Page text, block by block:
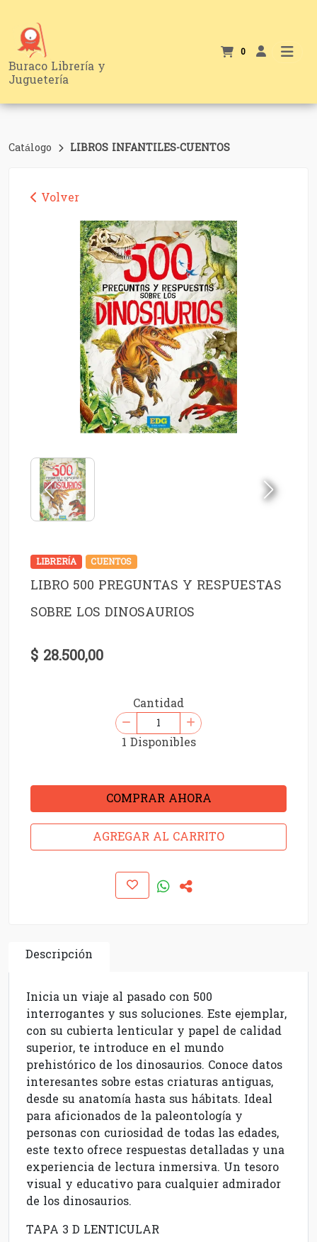
Buraco Librería y
Juguetería
0
Catálogo LIBROS INFANTILES-CUENTOS
Volver
LIBRERÍA CUENTOS
LIBRO 500 PREGUNTAS Y RESPUESTAS
SOBRE LOS DINOSAURIOS
$ 28.500,00
Cantidad
1 Disponibles
COMPRAR AHORA
AGREGAR AL CARRITO
Descripción
Inicia un viaje al pasado con 500
interrogantes y sus soluciones. Este ejemplar,
con su cubierta lenticular y papel de calidad
superior, te introduce en el mundo
prehistórico de los dinosaurios. Conoce datos
interesantes sobre estas criaturas antiguas,
desde su anatomía hasta sus hábitats. Ideal
para aficionados de la paleontología y
personas con curiosidad de todas las edades,
este texto ofrece respuestas detalladas y una
experiencia de lectura inmersiva. Un tesoro
visual y educativo para cualquier admirador
de los dinosaurios.
TAPA 3 D LENTICULAR